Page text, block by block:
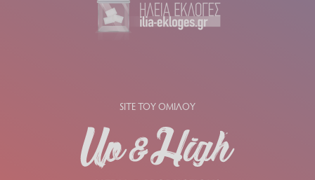
SITE ΤΟΥ ΟΜΙΛΟΥ